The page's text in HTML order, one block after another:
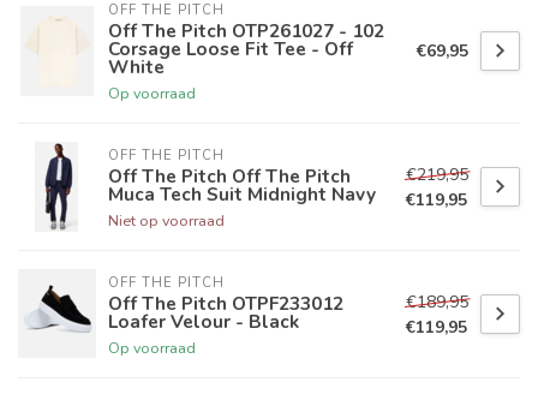
OFF THE PITCH
Off The Pitch OTP261027 - 102
Corsage Loose Fit Tee - Off
White
Op voorraad
€69,95
OFF THE PITCH
Off The Pitch Off The Pitch
Muca Tech Suit Midnight Navy
Niet op voorraad
€219,95
€119,95
OFF THE PITCH
Off The Pitch OTPF233012
Loafer Velour - Black
Op voorraad
€189,95
€119,95